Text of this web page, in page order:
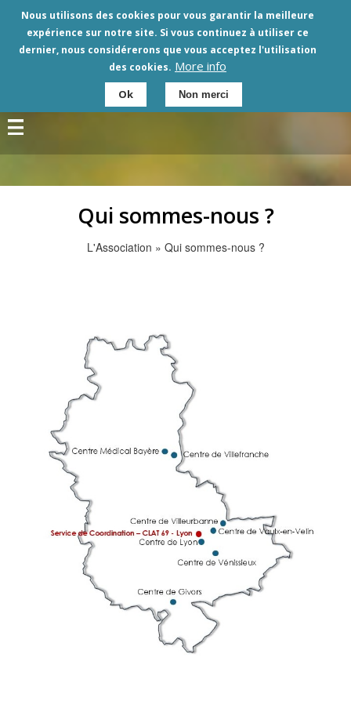
Nous utilisons des cookies pour vous garantir la meilleure
expérience sur notre site. Si vous continuez à utiliser ce
dernier, nous considérerons que vous acceptez l'utilisation
des cookies. More info
Ok Non merci
Aller
au
contenu
principal
Qui sommes-nous ?
L'Association Qui sommes-nous ?